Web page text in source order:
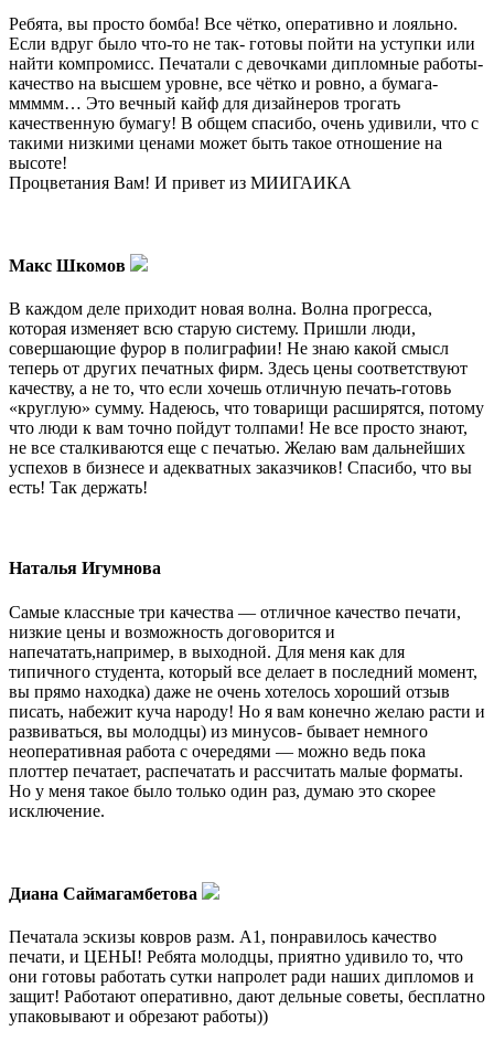
Ребята, вы просто бомба! Все чётко, оперативно и лояльно.
Если вдруг было что-то не так- готовы пойти на уступки или
найти компромисс. Печатали с девочками дипломные работы-
качество на высшем уровне, все чётко и ровно, а бумага-
ммммм… Это вечный кайф для дизайнеров трогать
качественную бумагу! В общем спасибо, очень удивили, что с
такими низкими ценами может быть такое отношение на
высоте!
Процветания Вам! И привет из МИИГАИКА
Макс Шкомов
В каждом деле приходит новая волна. Волна прогресса,
которая изменяет всю старую систему. Пришли люди,
совершающие фурор в полиграфии! Не знаю какой смысл
теперь от других печатных фирм. Здесь цены соответствуют
качеству, а не то, что если хочешь отличную печать-готовь
«круглую» сумму. Надеюсь, что товарищи расширятся, потому
что люди к вам точно пойдут толпами! Не все просто знают,
не все сталкиваются еще с печатью. Желаю вам дальнейших
успехов в бизнесе и адекватных заказчиков! Спасибо, что вы
есть! Так держать!
Наталья Игумнова
Самые классные три качества — отличное качество печати,
низкие цены и возможность договорится и
напечатать,например, в выходной. Для меня как для
типичного студента, который все делает в последний момент,
вы прямо находка) даже не очень хотелось хороший отзыв
писать, набежит куча народу! Но я вам конечно желаю расти и
развиваться, вы молодцы) из минусов- бывает немного
неоперативная работа с очередями — можно ведь пока
плоттер печатает, распечатать и рассчитать малые форматы.
Но у меня такое было только один раз, думаю это скорее
исключение.
Диана Саймагамбетова
Печатала эскизы ковров разм. А1, понравилось качество
печати, и ЦЕНЫ! Ребята молодцы, приятно удивило то, что
они готовы работать сутки напролет ради наших дипломов и
защит! Работают оперативно, дают дельные советы, бесплатно
упаковывают и обрезают работы))